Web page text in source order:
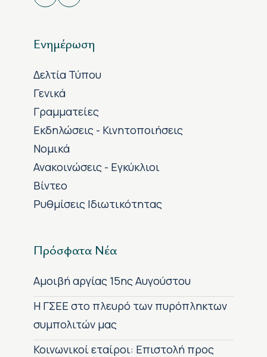
Ενημέρωση
Δελτία Τύπου
Γενικά
Γραμματείες
Εκδηλώσεις - Κινητοποιήσεις
Νομικά
Ανακοινώσεις - Εγκύκλιοι
Βίντεο
Ρυθμίσεις Ιδιωτικότητας
Πρόσφατα Νέα
Αμοιβή αργίας 15ης Αυγούστου
H ΓΣΕΕ στο πλευρό των πυρόπληκτων
συμπολιτών μας
Κοινωνικοί εταίροι: Επιστολή προς